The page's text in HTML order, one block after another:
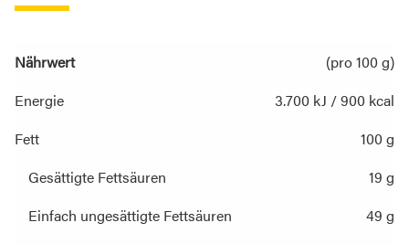
Nährwert
(pro 100 g)
Energie
3.700 kJ / 900 kcal
Fett
100 g
Gesättigte Fettsäuren
19 g
Einfach ungesättigte Fettsäuren
49 g